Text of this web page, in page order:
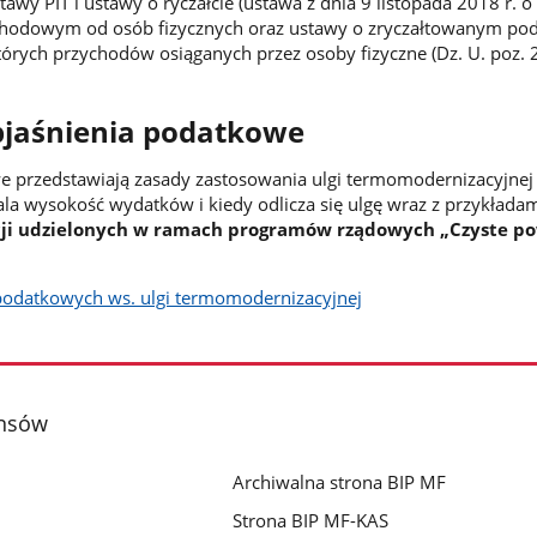
od osób fizycznych oraz ustawy o zryczałtowanym
przychodów osiąganych przez osoby fizyczne (Dz. U. poz.
podatkowe
przedstawiają zasady zastosowania ulgi
wysokość wydatków i kiedy odlicza się ulgę wraz z
udzielonych w ramach programów rządowych „Czyste
ws. ulgi termomodernizacyjnej
Archiwalna strona BIP MF
Strona BIP MF-KAS